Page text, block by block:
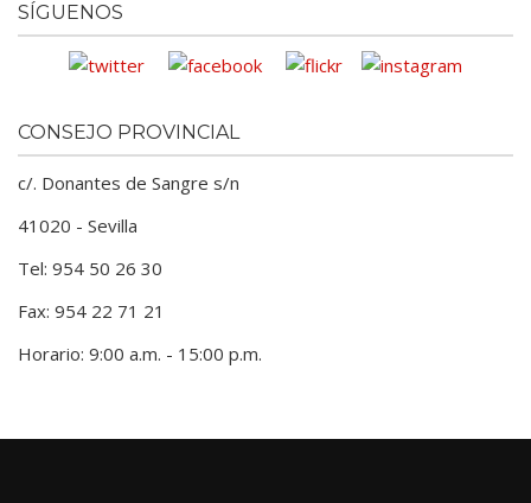
SÍGUENOS
CONSEJO PROVINCIAL
c/. Donantes de Sangre s/n
41020 - Sevilla
Tel: 954 50 26 30
Fax: 954 22 71 21
Horario: 9:00 a.m. - 15:00 p.m.